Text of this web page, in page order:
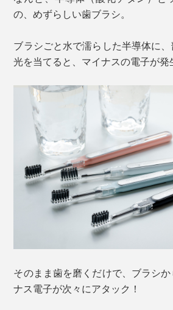
の、めずらしい歯ブラシ。
ブラシごと水で濡らした半導体に
光を当てると、マイナスの電子が発
そのまま歯を磨くだけで、ブラシ
ナス電子が次々にアタック！